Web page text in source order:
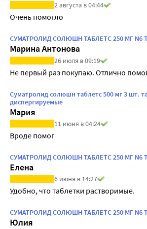
2 августа в 04:44
Очень помогло
СУМАТРОЛИД СОЛЮШН ТАБЛЕТС 250 МГ N6
Марина Антонова
26 июля в 09:19
Не первый раз покупаю. Отлично
Суматролид солюшн таблетс 500 мг 3 шт.
диспергируемые
Мария
11 июня в 04:24
Вроде помог
СУМАТРОЛИД СОЛЮШН ТАБЛЕТС 250 МГ N6
Елена
6 июня в 14:27
Удобно, что таблетки растворимые.
СУМАТРОЛИД СОЛЮШН ТАБЛЕТС 250 МГ N6
Юлия